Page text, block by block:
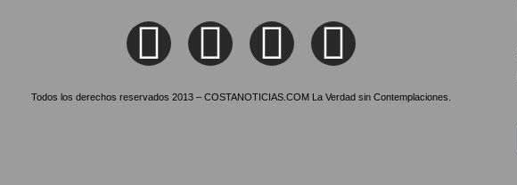
Todos los derechos reservados 2013 – COSTANOTICIAS.COM La Verdad sin Contemplaciones.